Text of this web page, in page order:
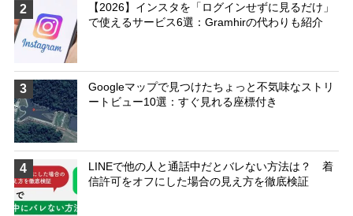
2
【2026】インスタを「ログインせずに見るだけ」
で使えるサービス6選：Gramhirの代わりも紹介
3
Googleマップで見つけたちょっと不気味なストリ
ートビュー10選：すぐ見れる座標付き
4
LINEで他の人と通話中だとバレない方法は？ 着
信許可をオフにした場合の見え方を徹底検証